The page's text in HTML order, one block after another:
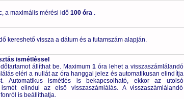
a maximális mérési idő 100 óra .
kereshető vissza a dátum és a futamszám alapján.
ismétléssel
állíthat be. Maximum 1óra lehet a visszaszámlálandó
eléri a nullát az óra hanggal jelez és automatikusan elindítja
Automatikus ismétlés is bekapcsolható, ekkor az utolsó
elindul az első visszaszámlálás. A visszaszámlálandó
is beállíthatja.